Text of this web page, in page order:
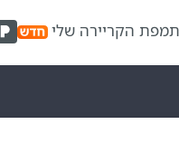
מפת הקריירה שלי